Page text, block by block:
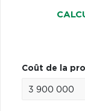
Coût de la